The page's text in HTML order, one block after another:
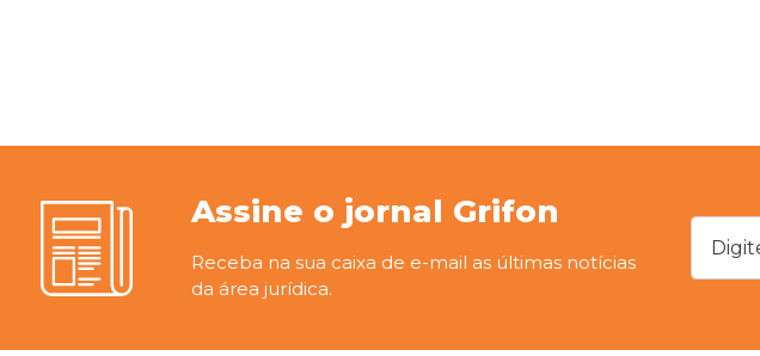
Assine o jornal Grifon
Receba na sua caixa de e-mail as últimas notícias
da área jurídica.
Digite seu email...